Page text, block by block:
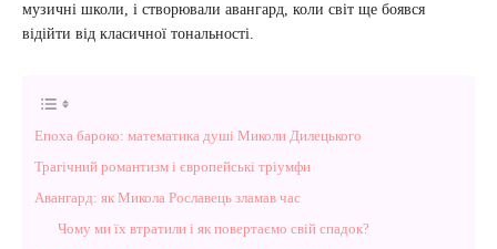
музичні школи, і створювали авангард, коли світ ще боявся
відійти від класичної тональності.
Епоха бароко: математика душі Миколи Дилецького
Трагічний романтизм і європейські тріумфи
Авангард: як Микола Рославець зламав час
Чому ми їх втратили і як повертаємо свій спадок?